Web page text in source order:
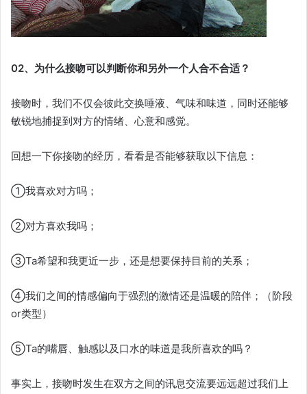
02、为什么接吻可以判断你和另外一个人合不合适？
接吻时，我们不仅会彼此交换唾液、气味和味道，同时还能够
敏锐地捕捉到对方的情绪、心意和感觉。
回想一下你接吻的经历，看看是否能够获取以下信息：
①我喜欢对方吗；
②对方喜欢我吗；
③Ta希望和我更近一步，还是想要保持目前的关系；
④我们之间的情感偏向于强烈的激情还是温暖的陪伴；（阶段
or类型）
⑤Ta的嘴唇、触感以及口水的味道是我所喜欢的吗？
事实上，接吻时发生在双方之间的讯息交流要远远超过我们上